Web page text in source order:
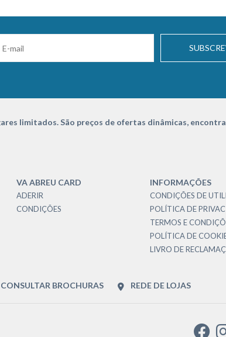
limitados. São preços de ofertas dinâmicas,
VA ABREU CARD
ADERIR
CONDIÇÕES
INFORMAÇÕES
CONDIÇÕES DE
POLÍTICA DE
TERMOS E
POLÍTICA DE
LIVRO DE
CONSULTAR BROCHURAS REDE DE LOJAS